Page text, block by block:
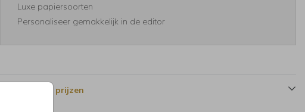
Luxe papiersoorten
Personaliseer gemakkelijk in de editor
Formaten en prijzen